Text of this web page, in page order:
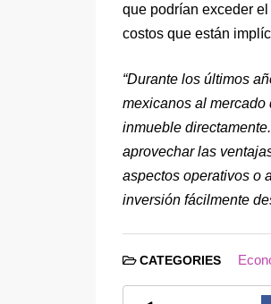
que podrían exceder
costos que están
“Durante los últimos
mexicanos al
inmueble
aprovechar las
aspectos operativos o
inversión fácilmente
CATEGORIES